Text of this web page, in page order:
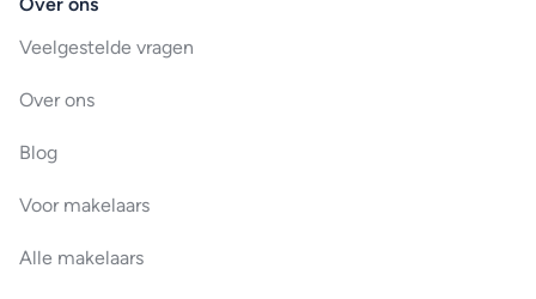
Veelgestelde vragen
Over ons
Blog
Voor makelaars
Alle makelaars